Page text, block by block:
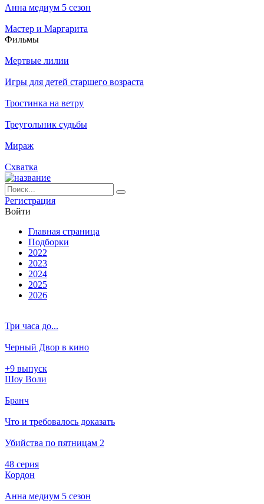
Анна медиум 5 сезон
Мастер и Маргарита
Филь­мы
Мертвые лилии
Игры для детей старшего возраста
Тростинка на ветру
Треугольник судьбы
Мираж
Схватка
Ре­ги­ст­ра­ция
Вой­ти
Глав­ная стра­ни­ца
Подборки
2022
2023
2024
2025
2026
Три часа до...
Черный Двор в кино
+9 выпуск
Шоу Воли
Бранч
Что и требовалось доказать
Убийства по пятницам 2
48 серия
Кордон
Анна медиум 5 сезон